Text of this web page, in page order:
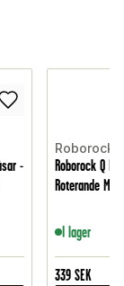
-
Roborock
Roborock Q
Roterande
I lager
339 SEK